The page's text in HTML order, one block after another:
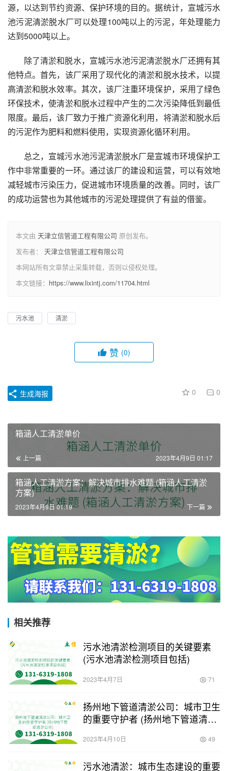
源，以达到节约资源、保护环境的目的。据统计，宣城污水
池污泥清淤脱水厂可以处理100吨以上的污泥，年处理能力
达到5000吨以上。
除了清淤和脱水，宣城污水池污泥清淤脱水厂还拥有其
他特点。首先，该厂采用了现代化的清淤和脱水技术，以提
高清淤和脱水效率。其次，该厂注重环境保护，采用了绿色
环保技术，使清淤和脱水过程中产生的二次污染降低到最低
限度。最后，该厂致力于推广资源化利用，将清淤和脱水后
的污泥作为肥料和燃料使用，实现资源化循环利用。
总之，宣城污水池污泥清淤脱水厂是宣城市环境保护工
作中非常重要的一环。通过该厂的建设和运营，可以有效地
减轻城市污染压力，促进城市环境质量的改善。同时，该厂
的成功运营也为其他城市的污泥处理提供了有益的借鉴。
本文由 天津立信管道工程有限公司 原创发布。
发布者： 天津立信管道工程有限公司
本网站所有文章禁止采集转载，否则以侵权处理。
本文链接： https://www.lixintj.com/11704.html
污水池 清淤
赞 (0)
0 0
生成海报
箱涵人工清淤单价
上一篇 2023年4月9日 01:17
箱涵人工清淤方案：解决城市排水难题 (箱涵人工清淤
方案)
下一篇
2023年4月9日 01:19
相关推荐
污水池清淤检测项目的关键要素
(污水池清淤检测项目包括)
2023年4月7日 71
扬州地下管道清淤公司：城市卫生
的重要守护者 (扬州地下管道清淤
2023年4月10日 49
污水池清淤：城市生态建设的重要